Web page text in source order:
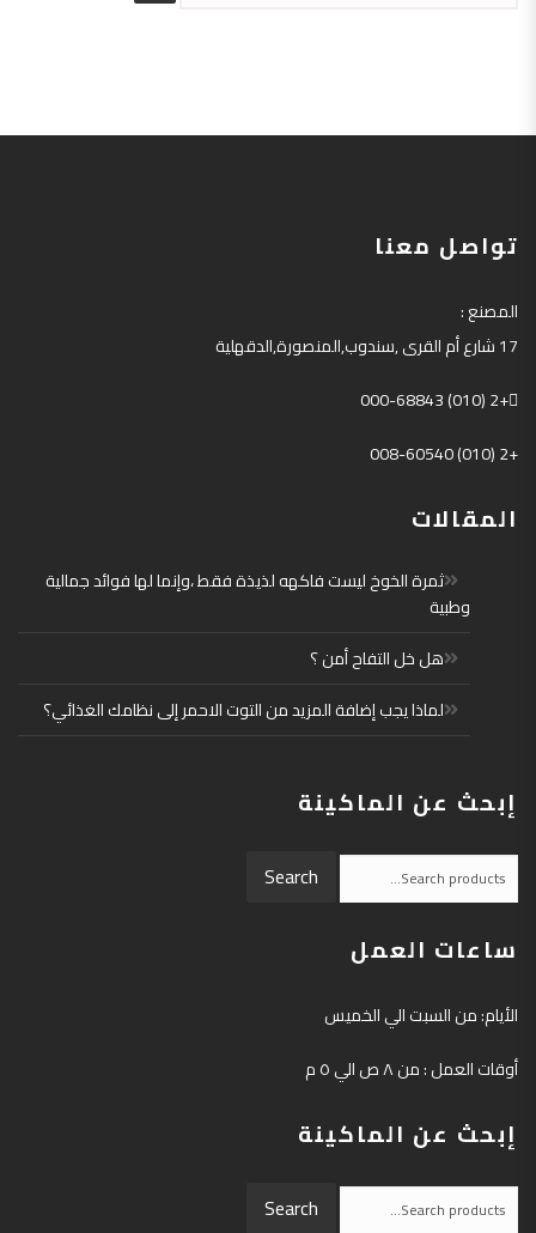
تواصل معنا
المصنع:
17شارع أم القرى,سندوب,المنصورة,الدقهلية
+2 (010) 000-68843
+2 (010) 008-60540
المقالات
ثمرة الخوخ ليست فاكهه لذيذة فقط ،وإنما لها فوائد جمالية
وطبية
هل خل التفاح أمن ؟
لماذا يجب إضافة المزيد من التوت الاحمر إلى نظامك الغذائي؟
إبحث عن الماكينة
Search
for:
Search
ساعات العمل
الأيام: من السبت الي الخميس
أوقات العمل : من ٨ ص الي ٥ م
إبحث عن الماكينة
Search
for:
Search